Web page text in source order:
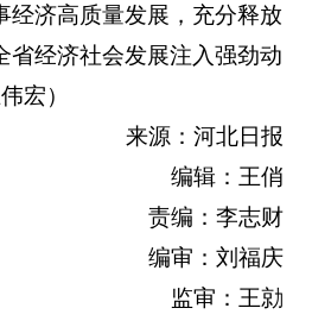
经济高质量发展，充分释放
省经济社会发展注入强劲动
宏）
来源：河北日报
编辑：王俏
责编：李志财
编审：刘福庆
监审：王勍